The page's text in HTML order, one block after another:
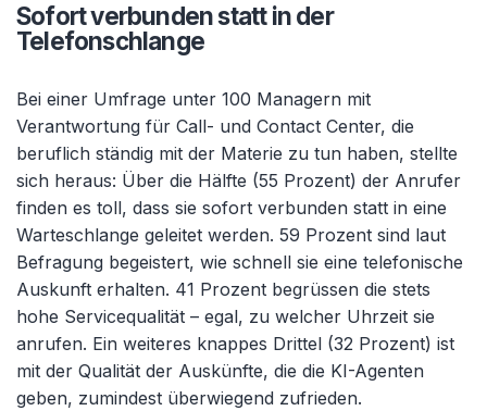
Sofort verbunden statt in der
Telefonschlange
Bei einer Umfrage unter 100 Managern mit
Verantwortung für Call- und Contact Center, die
beruflich ständig mit der Materie zu tun haben, stellte
sich heraus: Über die Hälfte (55 Prozent) der Anrufer
finden es toll, dass sie sofort verbunden statt in eine
Warteschlange geleitet werden. 59 Prozent sind laut
Befragung begeistert, wie schnell sie eine telefonische
Auskunft erhalten. 41 Prozent begrüssen die stets
hohe Servicequalität – egal, zu welcher Uhrzeit sie
anrufen. Ein weiteres knappes Drittel (32 Prozent) ist
mit der Qualität der Auskünfte, die die KI-Agenten
geben, zumindest überwiegend zufrieden.